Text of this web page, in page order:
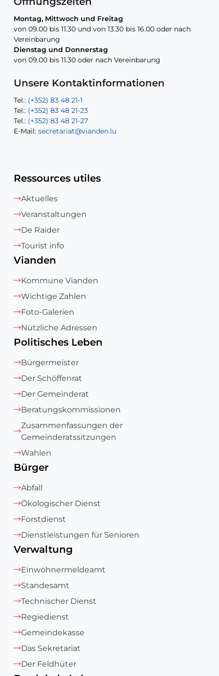
Montag, Mittwoch und Freitag
von 09.00 bis 11.30 und von 13.30 bis 16.00 oder nach
Vereinbarung
Dienstag und Donnerstag
von 09.00 bis 11.30 oder nach Vereinbarung
Unsere Kontaktinformationen
Tel.: (+352) 83 48 21-1
Tel.: (+352) 83 48 21-23
Tel.: (+352) 83 48 21-27
E-Mail: secretariat@vianden.lu
Montag, Mittwoch und Freitag
von 09.00 bis 11.30 und von 13.30 bis 16.00 oder nach
Vereinbarung
Dienstag und Donnerstag
von 09.00 bis 11.30 oder nach Vereinbarung
Tel.: (+352) 83 48 21-20
Tel.: (+352) 83 48 21-22
E-Mail:sofia.carvalho@vianden.lu
E-Mail: diane.storn@vianden.lu
nur nach Vereinbarung
Tel.: (+352) 83 48 21-24
nur nach Vereinbarung
E-Mail: aisha.abdullah@vianden.lu
E-Mail:jos.cormemans@vianden.lu
nur nach Vereinbarung
Tel.: (+352) 83 48 21-51
E-Mail:atelier@vianden.lu
Ressources utiles
Aktuelles
Veranstaltungen
De Raider
Tourist info
Vianden
Kommune Vianden
Wichtige Zahlen
Foto-Galerien
Nützliche Adressen
Politisches Leben
Bürgermeister
Der Schöffenrat
Der Gemeinderat
Beratungskommissionen
Zusammenfassungen der
Gemeinderatssitzungen
Wahlen
Bürger
Abfall
Ökologischer Dienst
Forstdienst
Dienstleistungen für Senioren
Verwaltung
Einwohnermeldeamt
Standesamt
Technischer Dienst
Regiedienst
Gemeindekasse
Das Sekretariat
Der Feldhüter